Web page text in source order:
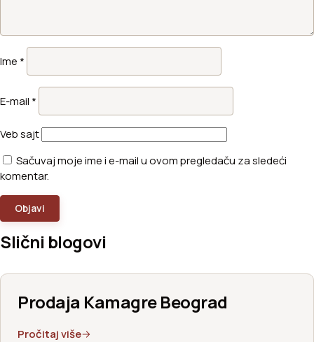
Ime *
E-mail *
Veb sajt
Sačuvaj moje ime i e-mail u ovom pregledaču za sledeći
komentar.
Slični blogovi
Prodaja Kamagre Beograd
Pročitaj više